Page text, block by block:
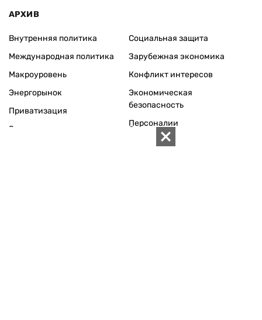
АРХИВ
Внутренняя политика
Международная политика
Макроуровень
Энергорынок
Приватизация
Экономика регионов
Социальная защита
Зарубежная экономика
Конфликт интересов
Экономическая
безопасность
Персоналии
Социум
История